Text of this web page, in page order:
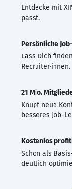
Entdecke mit
passt.
Persönliche
Lass Dich
Recruiter·innen.
21 Mio.
Knüpf neue
besseres Job-
Kostenlos
Schon als
deutlich